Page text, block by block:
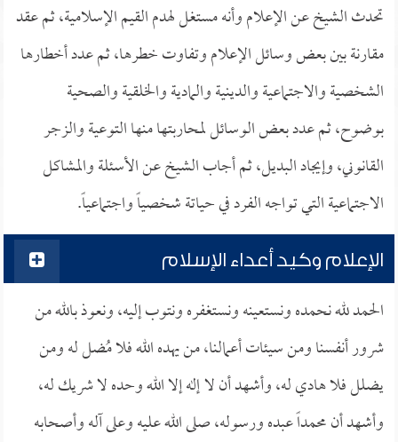
تحدث الشيخ عن الإعلام وأنه مستغل لهدم القيم الإسلامية، ثم عقد
مقارنة بين بعض وسائل الإعلام وتفاوت خطرها، ثم عدد أخطارها
الشخصية والاجتماعية والدينية والمادية والخلقية والصحية
بوضوح، ثم عدد بعض الوسائل لمحاربتها منها التوعية والزجر
القانوني، وإيجاد البديل، ثم أجاب الشيخ عن الأسئلة والمشاكل
الاجتماعية التي تواجه الفرد في حياتة شخصياً واجتماعياً.
الإعلام وكيد أعداء الإسلام
الحمد لله نحمده ونستعينه ونستغفره ونتوب إليه، ونعوذ بالله من
شرور أنفسنا ومن سيئات أعمالنا، من يهده الله فلا مُضل له ومن
يضلل فلا هادي له، وأشهد أن لا إله إلا الله وحده لا شريك له،
وأشهد أن محمداً عبده ورسوله، صلى الله عليه وعلى آله وأصحابه